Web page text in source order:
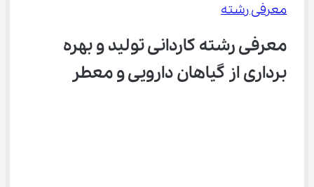
معرفی رشته
معرفی رشته ﻛﺎردانی ﺗﻮلید و ﺑﻬﺮه
ﺑﺮداری از گیاﻫﺎن دارویی و ﻣﻌﻄﺮ